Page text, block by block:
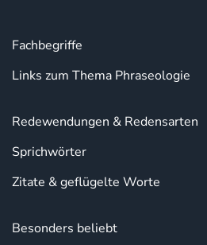
Fachbegriffe
Links zum Thema Phraseologie
Redewendungen & Redensarten
Sprichwörter
Zitate & geflügelte Worte
Besonders beliebt